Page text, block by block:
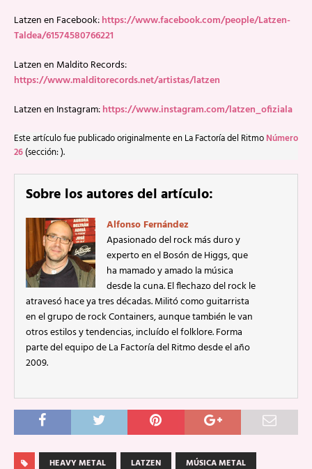
Latzen en Facebook:https://www.facebook.com/people/Latzen-
Taldea/61574580766221
Latzen en Maldito Records:
https://www.malditorecords.net/artistas/latzen
Latzen en Instagram:https://www.instagram.com/latzen_ofiziala
Este artículo fue publicado originalmente en La Factoría del Ritmo Número
26 (sección: ).
Sobre los autores del artículo:
Alfonso Fernández
Apasionado del rock más duro y
experto en el Bosón de Higgs, que
ha mamado y amado la música
desde la cuna. El flechazo del rock le
atravesó hace ya tres décadas. Militó como guitarrista
en el grupo de rock Containers, aunque también le van
otros estilos y tendencias, incluído el folklore. Forma
parte del equipo de La Factoría del Ritmo desde el año
2009.
HEAVY METAL LATZEN MÚSICA METAL